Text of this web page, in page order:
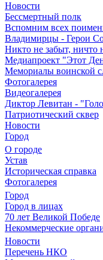
Новости
Бессмертный полк
Вспомним всех
Владимирцы - Герои
Никто не забыт, ничто
Медиапроект "Этот
Мемориалы воинской
Фотогалерея
Видеогалерея
Диктор Левитан -
Патриотический сквер
Новости
Город
О городе
Устав
Историческая справка
Фотогалерея
Город
Город в лицах
70 лет Великой Победе
Некоммерческие
Новости
Перечень НКО